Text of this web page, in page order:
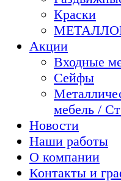
Краски
Акции
Входные
Сейфы
мебель /
Новости
Наши работы
О компании
Контакты и